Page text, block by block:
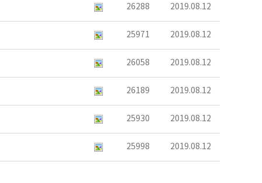
26288 2019.08.12
25971 2019.08.12
26058 2019.08.12
26189 2019.08.12
25930 2019.08.12
25998 2019.08.12